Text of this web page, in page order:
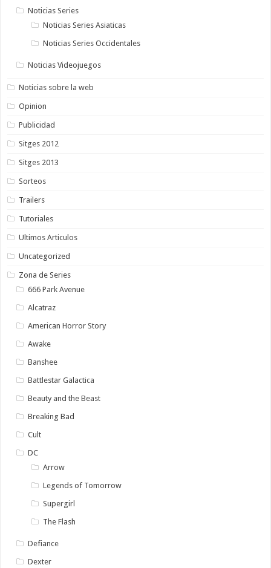
Noticias Series
Noticias Series Asiaticas
Noticias Series Occidentales
Noticias Videojuegos
Noticias sobre la web
Opinion
Publicidad
Sitges 2012
Sitges 2013
Sorteos
Trailers
Tutoriales
Ultimos Articulos
Uncategorized
Zona de Series
666 Park Avenue
Alcatraz
American Horror Story
Awake
Banshee
Battlestar Galactica
Beauty and the Beast
Breaking Bad
Cult
DC
Arrow
Legends of Tomorrow
Supergirl
The Flash
Defiance
Dexter